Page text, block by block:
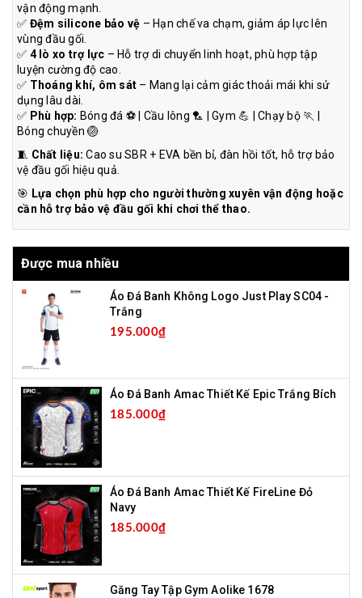
vận động mạnh.
✅ Đệm silicone bảo vệ – Hạn chế va chạm, giảm áp lực lên
vùng đầu gối.
✅ 4 lò xo trợ lực – Hỗ trợ di chuyển linh hoạt, phù hợp tập
luyện cường độ cao.
✅ Thoáng khí, ôm sát – Mang lại cảm giác thoải mái khi sử
dụng lâu dài.
✅ Phù hợp: Bóng đá ⚽ | Cầu lông 🏸 | Gym 💪 | Chạy bộ 🏃 |
Bóng chuyền 🏐
🧵 Chất liệu: Cao su SBR + EVA bền bỉ, đàn hồi tốt, hỗ trợ bảo
vệ đầu gối hiệu quả.
🎯 Lựa chọn phù hợp cho người thường xuyên vận động hoặc
cần hỗ trợ bảo vệ đầu gối khi chơi thể thao.
Được mua nhiều
Áo Đá Banh Không Logo Just Play SC04 -
Trắng
195.000₫
Áo Đá Banh Amac Thiết Kế Epic Trắng Bích
185.000₫
Áo Đá Banh Amac Thiết Kế FireLine Đỏ
Navy
185.000₫
Găng Tay Tập Gym Aolike 1678